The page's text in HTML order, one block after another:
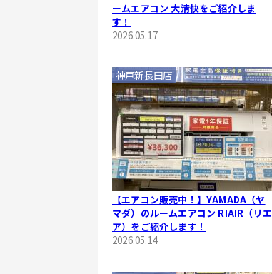
ームエアコン 大清快をご紹介しま
す！
2026.05.17
【エアコン販売中！】YAMADA（ヤ
マダ）のルームエアコン RIAIR（リエ
ア）をご紹介します！
2026.05.14
神戸新長田店